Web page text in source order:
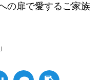
の扉で愛するご家族